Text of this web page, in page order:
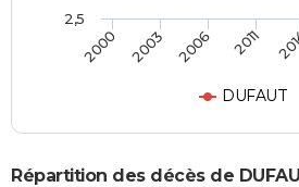
DUFAUT
2000 2003 2006 2011
2,5
Répartition des décès de